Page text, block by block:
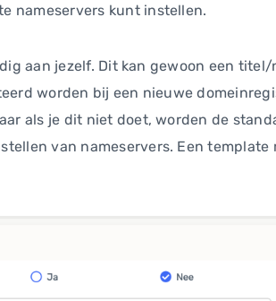
nameservers kunt instellen.
aan jezelf. Dit kan gewoon een
worden bij een nieuwe
als je dit niet doet, worden de
van nameservers. Een template